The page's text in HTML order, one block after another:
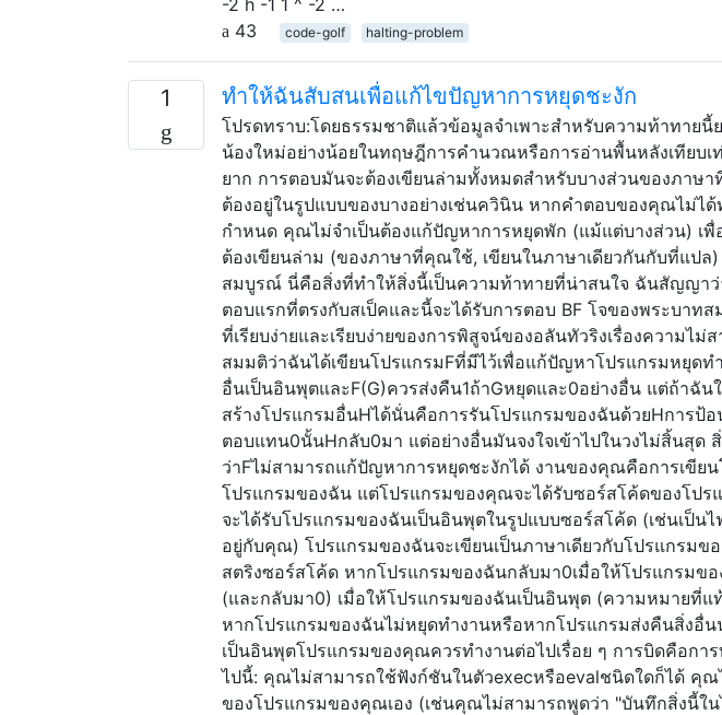
43
code-golf halting-problem
1 ทำให้ฉันสับสนเพื่อแก้ไขปัญหาการหยุดชะงัก
โปรดทราบ:โดยธรรมชาติแล้วข้อมูลจำเพาะสำหรับความท้าทายนี้
น้องใหม่อย่างน้อยในทฤษฎีการคำนวณหรือการอ่านพื้นหลังเทียบ
ยาก การตอบมันจะต้องเขียนล่ามทั้งหมดสำหรับบางส่วนของภาษ
ต้องอยู่ในรูปแบบของบางอย่างเช่นควินิน หากคำตอบของคุณไม่ไ
กำหนด คุณไม่จำเป็นต้องแก้ปัญหาการหยุดพัก (แม้แต่บางส่วน) เ
ต้องเขียนล่าม (ของภาษาที่คุณใช้, เขียนในภาษาเดียวกันกับที่แป
สมบูรณ์ นี่คือสิ่งที่ทำให้สิ่งนี้เป็นความท้าทายที่น่าสนใจ ฉันสัญญาว่
ตอบแรกที่ตรงกับสเป็คและนี้จะได้รับการตอบ BF โจของพระบาทส
ที่เรียบง่ายและเรียบง่ายของการพิสูจน์ของอลันทัวริงเรื่องความไ
สมมติว่าฉันได้เขียนโปรแกรมFที่มีไว้เพื่อแก้ปัญหาโปรแกรมหยุด
อื่นเป็นอินพุตและF(G)ควรส่งคืน1ถ้าGหยุดและ0อย่างอื่น แต่ถ้า
สร้างโปรแกรมอื่นHได้นั่นคือการรันโปรแกรมของฉันด้วยHการป้
ตอบแทน0นั้นHกลับ0มา แต่อย่างอื่นมันจงใจเข้าไปในวงไม่สิ้นสุด
ว่าFไม่สามารถแก้ปัญหาการหยุดชะงักได้ งานของคุณคือการเขีย
โปรแกรมของฉัน แต่โปรแกรมของคุณจะได้รับซอร์สโค้ดของโป
จะได้รับโปรแกรมของฉันเป็นอินพุตในรูปแบบซอร์สโค้ด (เช่นเป็น
อยู่กับคุณ) โปรแกรมของฉันจะเขียนเป็นภาษาเดียวกับโปรแกรม
สตริงซอร์สโค้ด หากโปรแกรมของฉันกลับมา0เมื่อให้โปรแกรม
(และกลับมา0) เมื่อให้โปรแกรมของฉันเป็นอินพุต (ความหมายที่
หากโปรแกรมของฉันไม่หยุดทำงานหรือหากโปรแกรมส่งคืนสิ่งอื่
เป็นอินพุตโปรแกรมของคุณควรทำงานต่อไปเรื่อย ๆ การบิดคือก
ไปนี้: คุณไม่สามารถใช้ฟังก์ชันในตัวexecหรือevalชนิดใดก็ได้ คุณ
ของโปรแกรมของคุณเอง (เช่นคุณไม่สามารถพูดว่า "บันทึกสิ่งนี้ใ